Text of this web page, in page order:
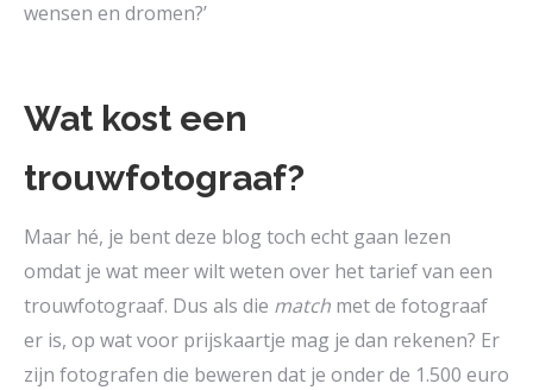
wensen en dromen?’
Wat kost een
trouwfotograaf?
Maar hé, je bent deze blog toch echt gaan lezen
omdat je wat meer wilt weten over het tarief van een
trouwfotograaf. Dus als die match met de fotograaf
er is, op wat voor prijskaartje mag je dan rekenen? Er
zijn fotografen die beweren dat je onder de 1.500 euro